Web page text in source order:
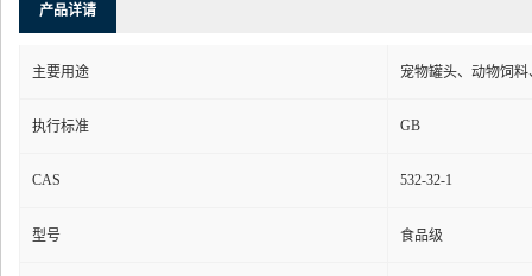
产品详请
主要用途 宠物罐头、动物饲
执行标准 GB
CAS 532-32-1
型号 食品级